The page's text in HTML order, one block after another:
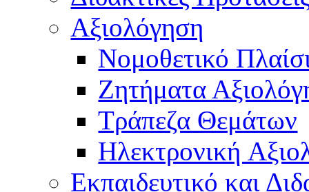
Αξιολόγηση
Νομοθετικό
Ζητήματα
Τράπεζα Θεμάτων
Hλεκτρονική
Εκπαιδευτικό και